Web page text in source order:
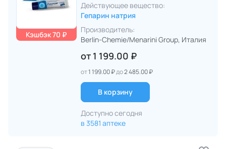
Кэшбэк 70 ₽
Действующее вещество:
Гепарин натрия
Производитель:
Berlin-Chemie/Menarini Group, Италия
от 1 199.00 ₽
от1 199.00 ₽до2 485.00 ₽
В корзину
Доступно сегодня
в 3581 аптеке